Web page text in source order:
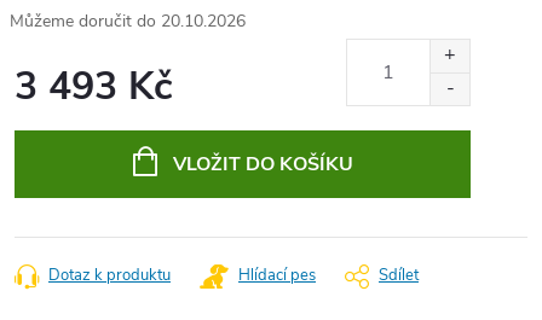
20.10.2026
3 493 Kč
VLOŽIT DO KOŠÍKU
Dotaz k produktu Hlídací pes Sdílet